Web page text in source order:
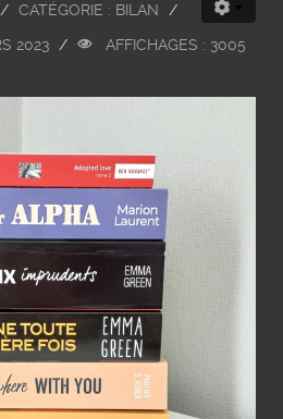
CATÉGORIE : BILAN
2023
AFFICHAGES : 3005